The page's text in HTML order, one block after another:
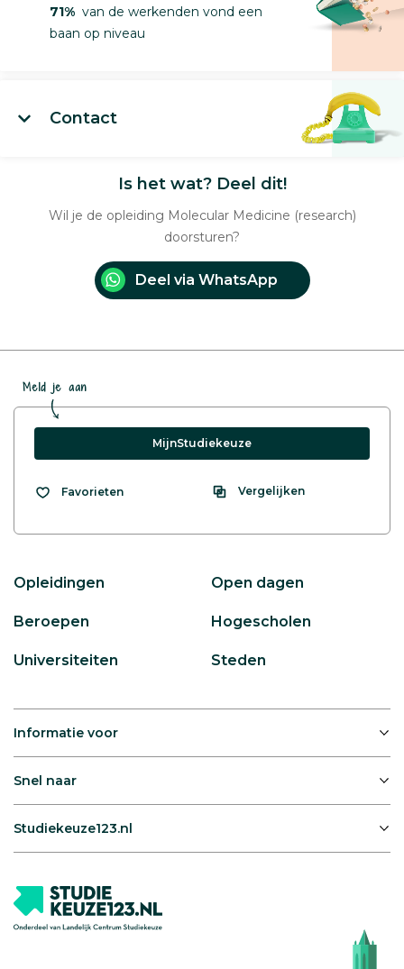
71% van de werkenden vond een
baan op niveau
Contact
Is het wat? Deel dit!
Wil je de opleiding Molecular Medicine (research)
doorsturen?
Deel via WhatsApp
Meld je aan
MijnStudiekeuze
Favorieten Vergelijken
Opleidingen Open dagen
Beroepen Hogescholen
Universiteiten Steden
Informatie voor
Snel naar
Studiekeuze123.nl